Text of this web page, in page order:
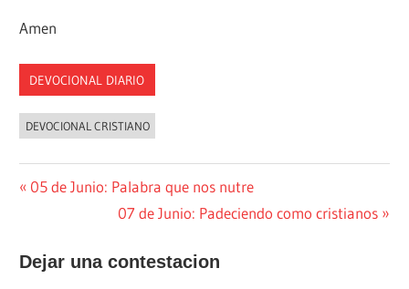
Amen
DEVOCIONAL DIARIO
DEVOCIONAL CRISTIANO
Navegación
entradas
Entrada
05 de Junio: Palabra que nos nutre
Siguiente
07 de Junio: Padeciendo como cristianos
Dejar una contestacion